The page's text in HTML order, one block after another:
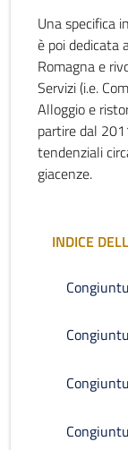
Una specifica
è poi dedicata
Romagna e
Servizi (i.e.
Alloggio e
partire dal
tendenziali
giacenze.
INDICE